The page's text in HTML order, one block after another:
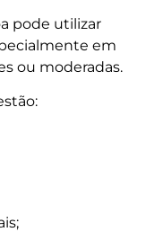
pode utilizar
em
ou moderadas.